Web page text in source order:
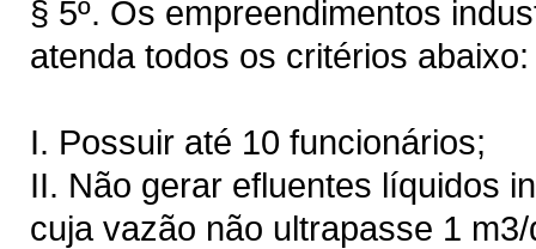
§ 5º. Os empreendimentos
atenda todos os critérios abaixo:
I. Possuir até 10 funcionários;
II. Não gerar efluentes líquidos
cuja vazão não ultrapasse 1